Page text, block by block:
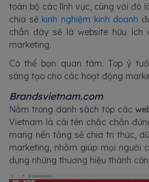
toàn bộ các lĩnh vực, cùng với đó
chia sẻ kinh nghiệm kinh doanh
chắn đây sẽ là website hữu ích
marketing.
Có thể bạn quan tâm: Top ý
sáng tạo cho các hoạt động
Brandsvietnam.com
Nằm trong danh sách top các
Vietnam là cái tên chắc chắn
mang nền tảng sẻ chia tri thức,
marketing, nhằm giúp mọi người
dựng những thương hiệu thành